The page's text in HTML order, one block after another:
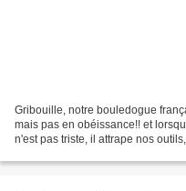
Gribouille, notre bouledogue
mais pas en obéissance!! et
n'est pas triste, il attrape nos